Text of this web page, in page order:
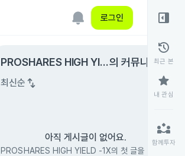
로그인
PROSHARES HIGH YIE
LD -1X
의 커뮤니티expand_circle_right
최신순 swap_vert
아직 게시글이 없어요.
PROSHARES HIGH YIELD -1X의 첫 글을 남겨 보
right_panel_open
history
최근 본
star
내 관심
partner_exchange
함께투자